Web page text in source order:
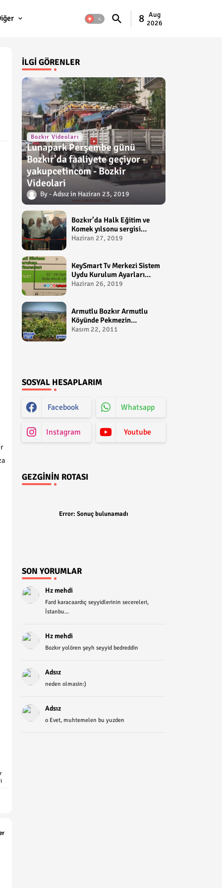
8 Aug
2026
İLGI GÖRENLER
Bozkır Videoları
Lunapark Perşembe günü
Bozkır'da faaliyete geçiyor -
yakupcetincom - Bozkir
Videolari
Adsız Haziran 23, 2019
Bozkır’da Halk Eğitim ve
Komek yılsonu sergisi
gerçekleştirildi-
Haziran 27, 2019
KeySmart Tv Merkezi Sistem
Uydu Kurulum Ayarları
Video anlatım -
Haziran 26, 2019
Armutlu Bozkır Armutlu
Köyünde Pekmezin
Hikayesi:Gezen Bilir Kontv
Kasım 22, 2011
SOSYAL HESAPLARIM
Facebook Whatsapp
Instagram Youtube
GEZGININ ROTASI
Error: Sonuç bulunamadı
SON YORUMLAR
Hz mehdi
Fard karacaardıç seyyidlerinin secereleri,
İstanbu...
Hz mehdi
Bozkır yolören şeyh seyyid bedreddin
Adsız
neden olmasin:)
Adsız
o Evet, muhtemelen bu yuzden